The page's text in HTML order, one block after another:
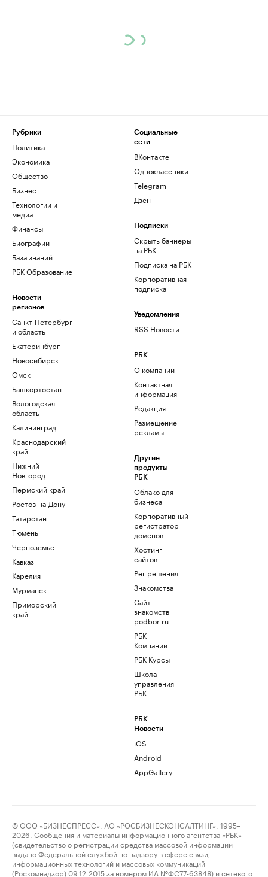
Рубрики
Политика
Экономика
Общество
Бизнес
Технологии и
медиа
Финансы
Биографии
База знаний
РБК Образование
Новости
регионов
Санкт-Петербург
и область
Екатеринбург
Новосибирск
Омск
Башкортостан
Вологодская
область
Калининград
Краснодарский
край
Нижний
Новгород
Пермский край
Ростов-на-Дону
Татарстан
Тюмень
Черноземье
Кавказ
Карелия
Мурманск
Приморский
край
Социальные
сети
ВКонтакте
Одноклассники
Telegram
Дзен
Подписки
Скрыть баннеры
на РБК
Подписка на РБК
Корпоративная
подписка
Уведомления
RSS Новости
РБК
О компании
Контактная
информация
Редакция
Размещение
рекламы
Другие
продукты
РБК
Облако для
бизнеса
Корпоративный
регистратор
доменов
Хостинг
сайтов
Рег.решения
Знакомства
Сайт
знакомств
podbor.ru
РБК
Компании
РБК Курсы
Школа
управления
РБК
РБК
Новости
iOS
Android
AppGallery
© ООО «БИЗНЕСПРЕСС», АО «РОСБИЗНЕСКОНСАЛТИНГ», 1995–
2026. Сообщения и материалы информационного агентства «РБК»
(свидетельство о регистрации средства массовой информации
выдано Федеральной службой по надзору в сфере связи,
информационных технологий и массовых коммуникаций
(Роскомнадзор) 09.12.2015 за номером ИА №ФС77-63848) и сетевого